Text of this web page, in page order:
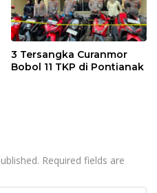
3 Tersangka Curanmor
Bobol 11 TKP di Pontianak
Required fields are